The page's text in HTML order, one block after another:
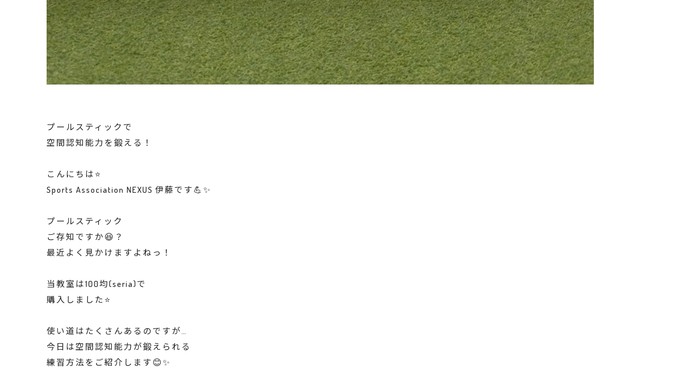
プールスティックで
空間認知能力を鍛える！
こんにちは⭐️
Sports Association NEXUS 伊藤です💪✨
プールスティック
ご存知ですか😆？
最近よく見かけますよねっ！
当教室は100均(seria)で
購入しました⭐️
使い道はたくさんあるのですが…
今日は空間認知能力が鍛えられる
練習方法をご紹介します😊✨